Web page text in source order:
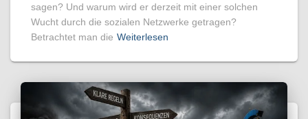
sagen? Und warum wird er derzeit mit einer solchen
Wucht durch die sozialen Netzwerke getragen?
Betrachtet man die Weiterlesen